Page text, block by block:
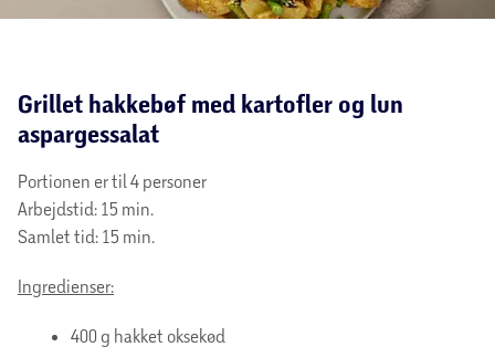
Grillet hakkebøf med kartofler og lun
aspargessalat
Portionen er til 4 personer
Arbejdstid: 15 min.
Samlet tid: 15 min.
Ingredienser:
400 g hakket oksekød